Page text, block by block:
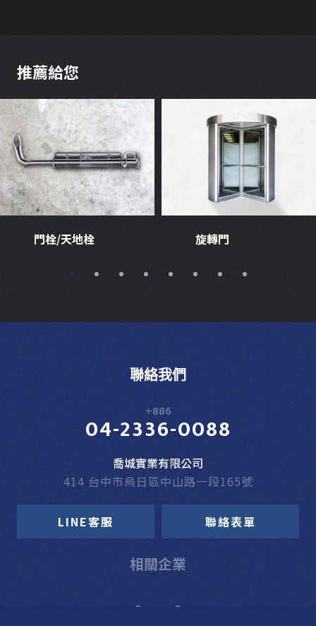
推薦給您
門栓/天地栓 旋轉門
相關企業
聯絡我們
+886
04-2336-0088
喬城實業有限公司
414 台中市烏日區中山路一段165號
LINE客服 聯絡表單